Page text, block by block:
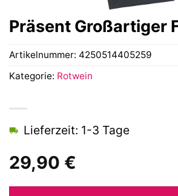
Präsent Großartiger
29,90 €
Lieferzeit: 1-3 Tage
Artikelnummer: 4250514405259
Kategorie: Rotwein